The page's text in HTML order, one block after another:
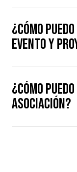
¿Cómo
evento y
¿Cómo
Asociación?